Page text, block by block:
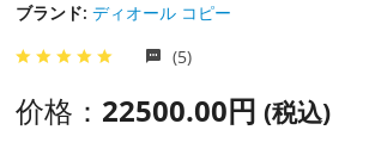
ブランド: ディオール コピー
(5)
价格： 22500.00円 (税込)